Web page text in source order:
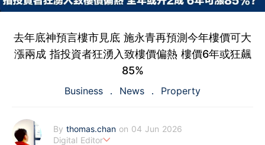
去年底神預言樓市見底 施永青再預測今年樓價可大
漲兩成 指投資者狂湧入致樓價偏熱 樓價6年或狂飆
85%
Business News Property
By thomas.chan on 04 Jun 2026
Digital Editor